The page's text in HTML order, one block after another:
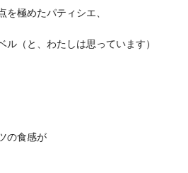
極めたパティシエ、
ル（と、わたしは思っています）
の食感が